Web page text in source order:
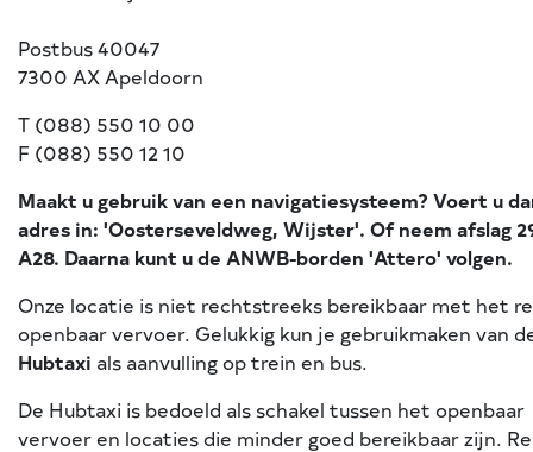
Postbus 40047
7300 AX Apeldoorn
T (088) 550 10 00
F (088) 550 12 10
Maakt u gebruik van een navigatiesysteem? Voert u
adres in: 'Oosterseveldweg, Wijster'. Of neem afslag
A28. Daarna kunt u de ANWB-borden 'Attero' volgen.
Onze locatie is niet rechtstreeks bereikbaar met het
openbaar vervoer. Gelukkig kun je gebruikmaken van
Hubtaxi als aanvulling op trein en bus.
De Hubtaxi is bedoeld als schakel tussen het openbaar
vervoer en locaties die minder goed bereikbaar zijn.